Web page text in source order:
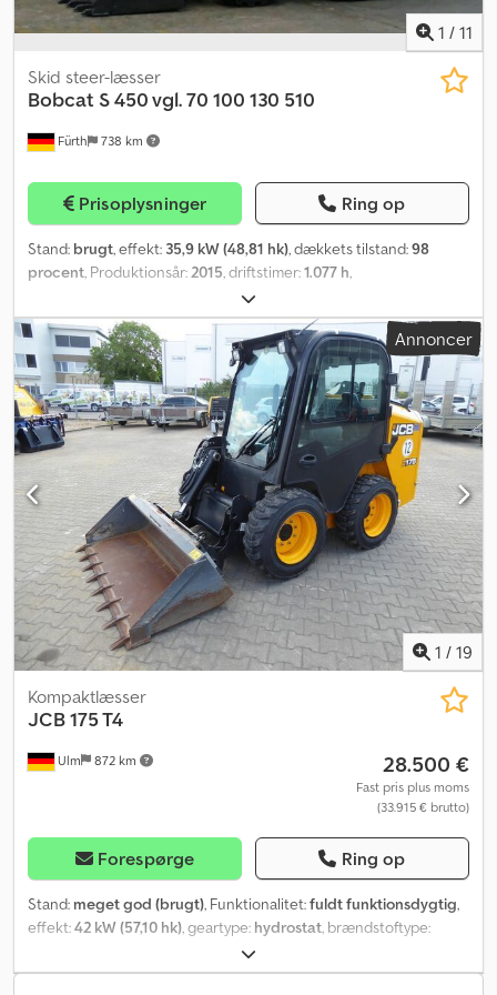
1 / 11
Fürth 738 km
Skid steer-læsser
Bobcat S 450 vgl. 70 100 130 510
Prisoplysninger Ring op
Stand: brugt, effekt: 35,9 kW (48,81 hk), dækkets tilstand:98
procent, Produktionsår:2015, driftstimer:1.077 h,
Kompakthjulllæsser BOBCAT, type: S 450, første idriftsættelse
2016, driftsvægt: ca. 2.365 kg, 4-cylindret KUBOTA-dieselmotor
(type: V 2203 – 48,82 hk / 35,90 kW ved 2.800 o/min), SKOVL
(bredde: ca. 1.550 mm), HURTIGSKIFTER, overbelæsningshøjde:
3.558 mm, tiplast: 1.308 kg, ROPS/FOPS, justerbare sideruder,
ARBEJDSFORLYGTER (foran), bagbelysning, BOBCAT
komfortsæde, fastgørelses- og transportøjer. Dæk: BKT
TERRÆNDÆK (10 x 16.5) – omkring 98 % slidbane hele vejen rundt.
Transportmål: længde: ca. 3.172 mm (uden skovl ca. 2.502 mm),
bredde: 1.550 mm (skovl), højde: ca. 1.976 mm. Pris er netto-eksport,
indenlandsk salg tillægges lovpligtig moms. ∗∗∗ FINANSIERING
MULIG / TRANSPORT FORDELSAGTIG (VERDENSDÆKKENDE) / VED
EKSPORT SKAL KUN NETTO-PRISEN BETALES (!) ∗∗∗ © pb
Crjdpfx Aovzrl Aofusf
Annoncer
1 / 19
Ulm 872 km
Kompaktlæsser
JCB175 T4
28.500 €
Fast pris plus moms
(33.915 € brutto)
Forespørge Ring op
Stand: meget god (brugt), Funktionalitet:fuldt funktionsdygtig,
effekt:42 kW (57,10 hk), geartype: hydrostat, brændstoftype:
, tomvægt:
x1 6.5 (12 PR), dækkets tilstand:100 procent, antal sæder:1,